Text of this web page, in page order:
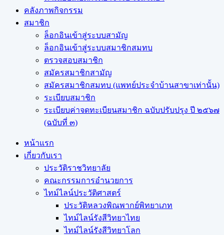
คลังภาพกิจกรรม
สมาชิก
ล็อกอินเข้าสู่ระบบสามัญ
ล็อกอินเข้าสู่ระบบสมาชิกสมทบ
ตรวจสอบสมาชิก
สมัครสมาชิกสามัญ
สมัครสมาชิกสมทบ (แพทย์ประจำบ้านสาขาเท่านั้น)
ระเบียบสมาชิก
ระเบียบค่าจดทะเบียนสมาชิก ฉบับปรับปรุง ปี ๒๕๖๗
(ฉบับที่ ๓)
หน้าแรก
เกี่ยวกับเรา
ประวัติราชวิทยาลัย
คณะกรรมการอำนวยการ
ไทม์ไลน์ประวัติศาสตร์
ประวัติหลวงพิณพากย์พิทยาเภท
ไทม์ไลน์รังสีวิทยาไทย
ไทม์ไลน์รังสีวิทยาโลก